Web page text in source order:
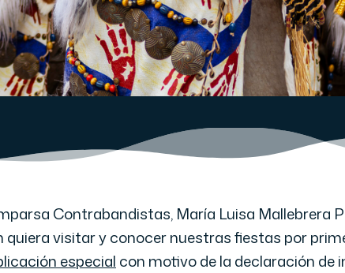
Contrabandistas, María Luisa Mallebrera
quiera visitar y conocer nuestras fiestas por
especial con motivo de la declaración